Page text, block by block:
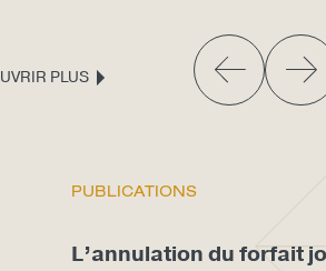
PLUS
PUBLICATIONS
L’annulation du forfait